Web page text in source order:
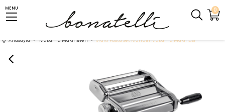
0
MENU
Anasayfa Makarna Makineleri Multi Pasta Set Manuel Makarna Makinası